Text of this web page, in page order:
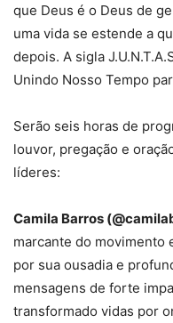
que Deus é o Deus de
uma vida se estende a
depois. A sigla
Unindo Nosso Tempo
Serão seis horas de
louvor, pregação e
líderes:
Camila Barros
marcante do movimento
por sua ousadia e
mensagens de forte
transformado vidas por